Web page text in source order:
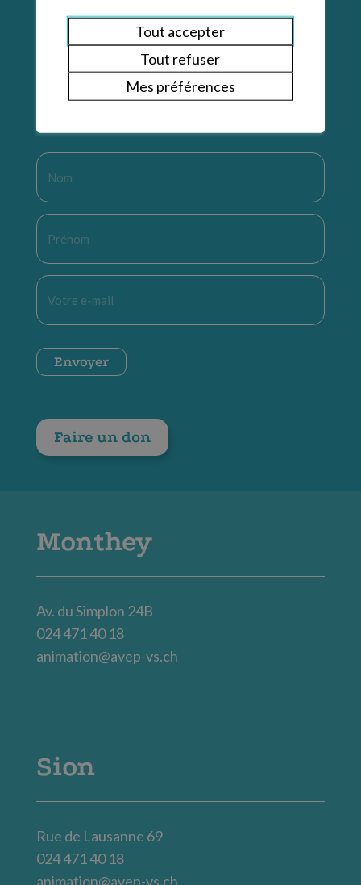
Nom
Prénom
E-
mail
CAPTCHA
Envoyer
Faire un don
Monthey
Av. du Simplon 24B
024 471 40 18
animation@avep-vs.ch
Sion
Rue de Lausanne 69
024 471 40 18
animation@avep-vs.ch
Tout accepter
Tout refuser
Mes préférences